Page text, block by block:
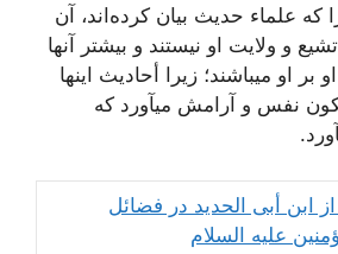
که‌ علماء حدیث‌ بیان‌ کرده‌اند، آن‌
و ولایت‌ او نیستند و بیشتر آنها
بر او میباشند؛ زیرا أحادیث‌ اینها
نفس‌ و آرامش‌ میآورد که‌
ابن أبی الحدید در فضائل
علیه السلام